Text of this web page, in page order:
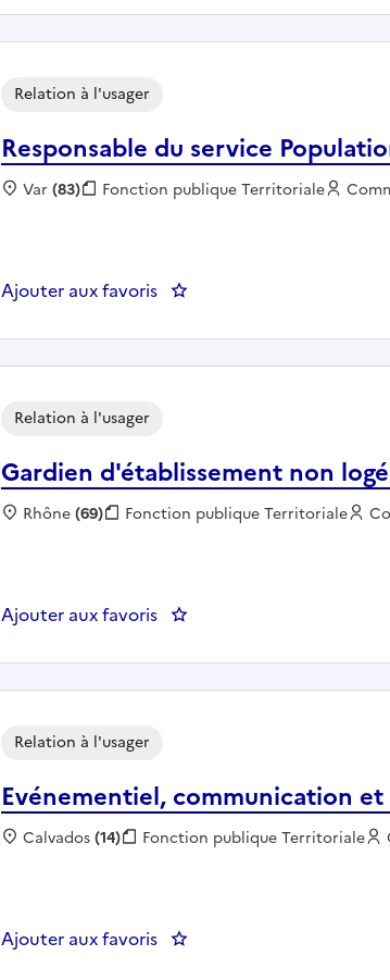
Responsable du service
Relation à l'usager
Localisation :
Var(83) Fonction publique :
Fonction publique Territoriale
Ajouter aux favoris : Responsable du service
Gardien d'établissement non logé
Relation à l'usager
Localisation :
Rhône(69) Fonction publique :
Fonction publique Territoriale
Ajouter aux favoris : Gardien d'établissement
Evénementiel, communication et
Relation à l'usager
Localisation :
Calvados(14) Fonction publique :
Fonction publique Territoriale
Ajouter aux favoris : Evénementiel,